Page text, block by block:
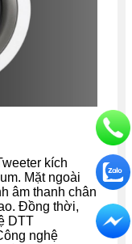
kích
Mặt ngoài
âm thanh chân
Đồng thời,
DTT
nghệ